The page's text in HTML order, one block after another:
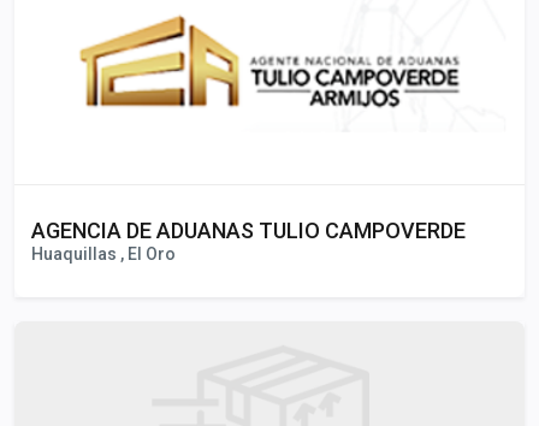
AGENCIA DE ADUANAS TULIO CAMPOVERDE
Huaquillas , El Oro